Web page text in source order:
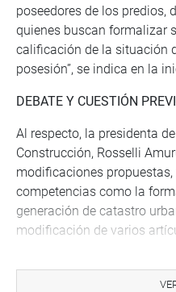
poseedores de los predios,
quienes buscan formalizar
calificación de la situación
posesión”, se indica en la
DEBATE Y CUESTIÓN
Al respecto, la presidenta
Construcción, Rosselli
modificaciones
competencias como la
generación de catastro
modificación de varios
que la propuesta solo resta